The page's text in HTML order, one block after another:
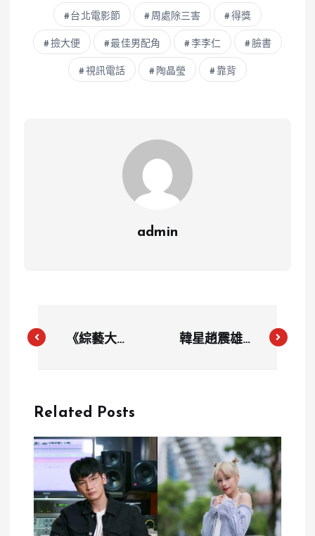
台北電影節 周處除三害 得獎
撿大便 最佳男配角 李李仁 臉書
視訊電話 陶晶瑩 靠背
admin
《綜藝大集
翹」 率隊藝
賽
韓星趙震雄現
Related Posts